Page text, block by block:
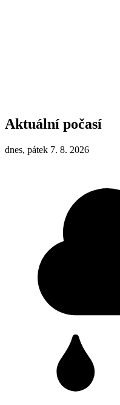
Aktuální počasí
dnes, pátek 7. 8. 2026